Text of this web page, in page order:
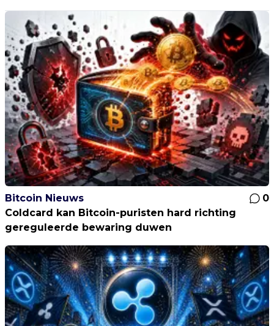
Bitcoin Nieuws
0
Coldcard kan Bitcoin-puristen hard richting
gereguleerde bewaring duwen